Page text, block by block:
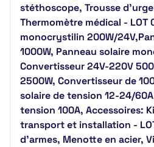
stéthoscope, Trousse
Thermomètre médical - LOT
monocrystilin 200W/
1000W, Panneau solaire
Convertisseur 24V-220V
2500W, Convertisseur de
solaire de tension 12-24/
tension 100A, Accessoires:
transport et installation -
d'armes, Menotte en acier,